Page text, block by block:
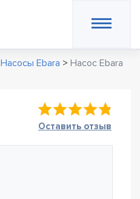
Насосы Ebara > Насос Ebara
Оставить отзыв